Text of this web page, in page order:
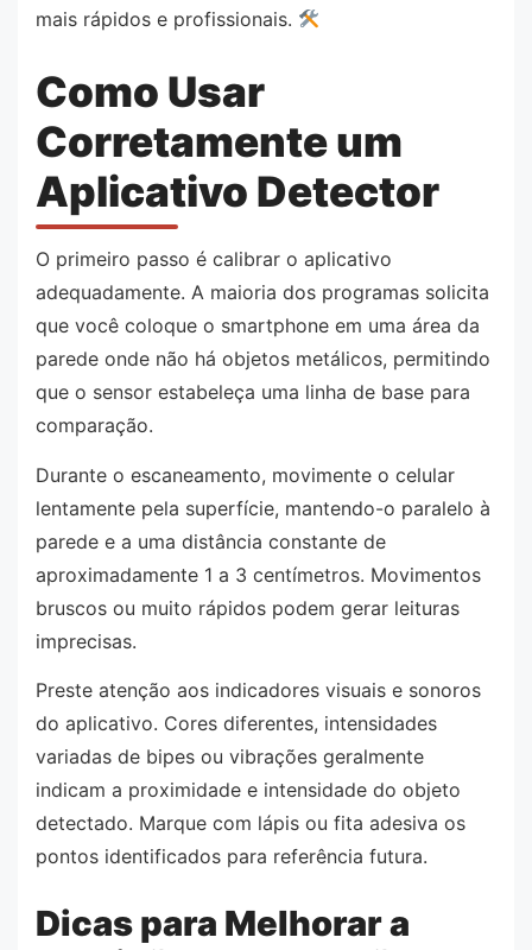
mais rápidos e profissionais.
Como Usar
Corretamente um
Aplicativo Detector
O primeiro passo é calibrar o aplicativo
adequadamente. A maioria dos programas solicita
que você coloque o smartphone em uma área da
parede onde não há objetos metálicos, permitindo
que o sensor estabeleça uma linha de base para
comparação.
Durante o escaneamento, movimente o celular
lentamente pela superfície, mantendo-o paralelo à
parede e a uma distância constante de
aproximadamente 1 a 3 centímetros. Movimentos
bruscos ou muito rápidos podem gerar leituras
imprecisas.
Preste atenção aos indicadores visuais e sonoros
do aplicativo. Cores diferentes, intensidades
variadas de bipes ou vibrações geralmente
indicam a proximidade e intensidade do objeto
detectado. Marque com lápis ou fita adesiva os
pontos identificados para referência futura.
Dicas para Melhorar a